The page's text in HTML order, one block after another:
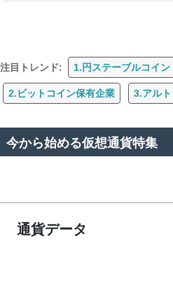
注目トレンド: 1.円ステーブルコイン
2.ビットコイン保有企業 3.アル
今から始める仮想通貨特集
通貨データ